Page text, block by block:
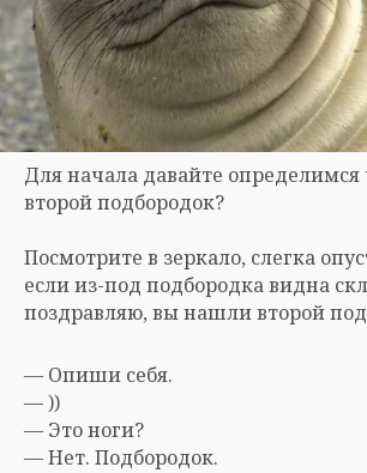
Для начала давайте определимся
второй подбородок?
Посмотрите в зеркало, слегка
если из-под подбородка видна
поздравляю, вы нашли второй
— Опиши себя.
— ))
— Это ноги?
— Нет. Подбородок.